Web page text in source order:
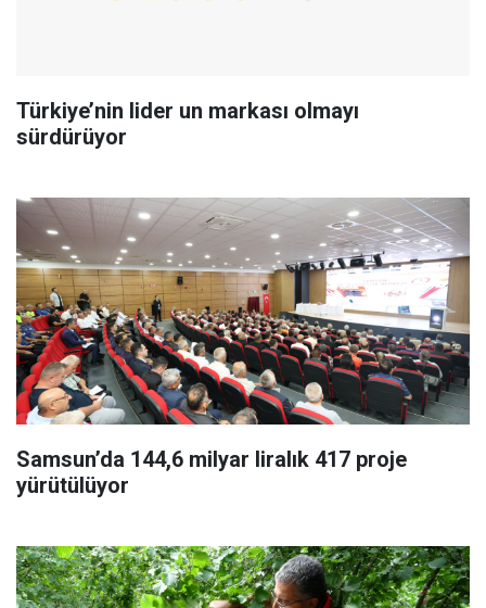
Türkiye’nin lider un markası olmayı
sürdürüyor
Samsun’da 144,6 milyar liralık 417 proje
yürütülüyor